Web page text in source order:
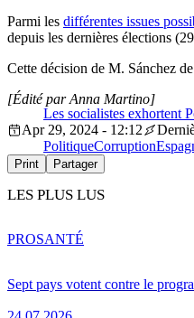
Parmi les différentes issues
depuis les dernières élections
Cette décision de M. Sánchez
Les socialistes exhortent
[Édité par Anna Martino]
Apr 29, 2024 - 12:12
PolitiqueCorruption
Print Partager
LES PLUS LUS
Sept pays votent contre le
PROSANTÉ